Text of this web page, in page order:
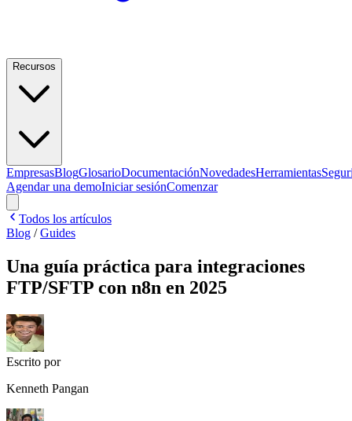
Recursos
EmpresasBlogGlosarioDocumentaciónNovedadesHerramientas
Agendar una demoIniciar sesiónComenzar
Todos los artículos
Blog /Guides
Una guía práctica para integraciones
FTP/SFTP con n8n en 2025
Escrito por
Kenneth Pangan